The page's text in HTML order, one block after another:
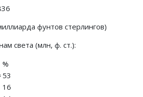
фунтов стерлингов)
света (млн, ф. ст.):
%
53
16